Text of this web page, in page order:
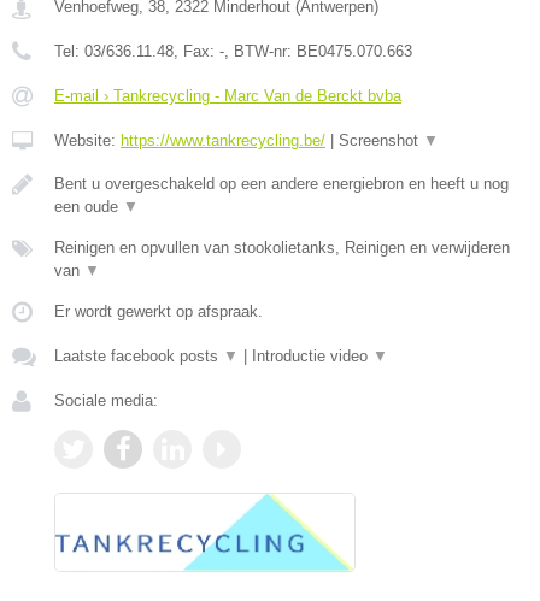
Venhoefweg, 38 2322 Minderhout (Antwerpen)
Tel: 03/636.11.48 , Fax: - , BTW-nr: BE0475.070.663
E-mail › Tankrecycling - Marc Van de Berckt bvba
Website: https://www.tankrecycling.be/ | Screenshot ▼
Bent u overgeschakeld op een andere energiebron en heeft u nog
een oude ▼
Reinigen en opvullen van stookolietanks, Reinigen en verwijderen
van ▼
Er wordt gewerkt op afspraak.
Laatste facebook posts ▼ | Introductie video ▼
Sociale media: